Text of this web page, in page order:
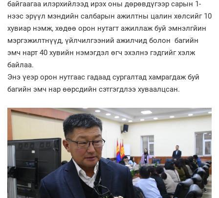
байгаагаа илэрхийлээд ирэх оны дөрөвдүгээр сарын 1-
нээс эрүүл мэндийн салбарын ажилтны цалин хөлсийг 10
хувиар нэмж, хөдөө орон нутагт ажиллаж буй эмнэлгйин
мэргэжилтнүүд, үйлчилгээний ажилчид болон багийн
эмч нарт 40 хувийн нэмэгдэл өгч эхэлнэ гэдгийг хэлж
байлаа.
Энэ үеэр орон нутгаас гадаад сургалтад хамрагдаж буй
багийн эмч нар өөрсдийн сэтгэгдлээ хуваалцсан.